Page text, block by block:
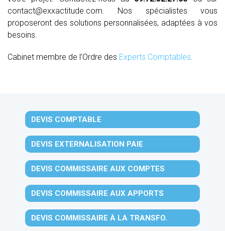
contact@exxactitude.com. Nos spécialistes vous
proposeront des solutions personnalisées, adaptées à vos
besoins.
Cabinet membre de l’Ordre des Experts Comptables
DEVIS COMPTABLE
DEVIS EXTERNALISATION PAIE
DEVIS COMMISSAIRE AUX COMPTES
DEVIS COMMISSAIRE AUX APPORTS
DEVIS COMMISSAIRE À LA TRANSFO.